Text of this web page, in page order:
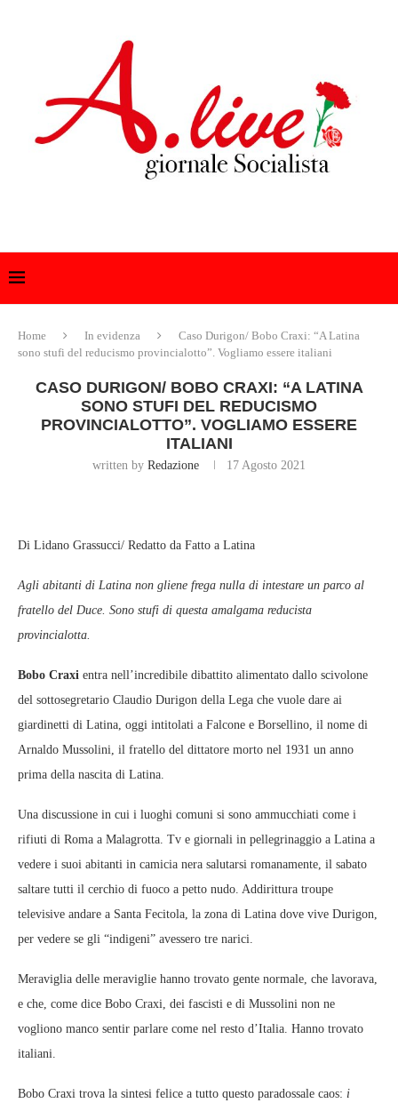
Home In evidenza
Caso Durigon/ Bobo Craxi: “A Latina
sono stufi del reducismo provincialotto”. Vogliamo essere italiani
CASO DURIGON/ BOBO CRAXI: “A LATINA
SONO STUFI DEL REDUCISMO
PROVINCIALOTTO”. VOGLIAMO ESSERE
ITALIANI
written by Redazione 17 Agosto 2021
Di Lidano Grassucci/ Redatto da Fatto a Latina
Agli abitanti di Latina non gliene frega nulla di intestare un parco al
fratello del Duce. Sono stufi di questa amalgama reducista
provincialotta.
Bobo Craxi entra nell’incredibile dibattito alimentato dallo scivolone
del sottosegretario Claudio Durigon della Lega che vuole dare ai
giardinetti di Latina, oggi intitolati a Falcone e Borsellino, il nome di
Arnaldo Mussolini, il fratello del dittatore morto nel 1931 un anno
prima della nascita di Latina.
Una discussione in cui i luoghi comuni si sono ammucchiati come i
rifiuti di Roma a Malagrotta. Tv e giornali in pellegrinaggio a Latina a
vedere i suoi abitanti in camicia nera salutarsi romanamente, il sabato
saltare tutti il cerchio di fuoco a petto nudo. Addirittura troupe
televisive andare a Santa Fecitola, la zona di Latina dove vive Durigon,
per vedere se gli “indigeni” avessero tre narici.
Meraviglia delle meraviglie hanno trovato gente normale, che lavorava,
e che, come dice Bobo Craxi, dei fascisti e di Mussolini non ne
vogliono manco sentir parlare come nel resto d’Italia. Hanno trovato
italiani.
Bobo Craxi trova la sintesi felice a tutto questo paradossale caos: i